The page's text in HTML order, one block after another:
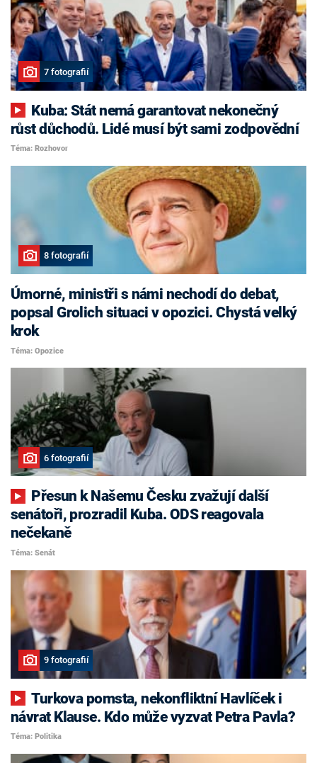
7 fotografií
růst důchodů. Lidé musí být sami zodpovědní
Téma: Rozhovor
8 fotografií
Úmorné, ministři s námi nechodí do debat,
popsal Grolich situaci v opozici. Chystá velký
krok
Téma: Opozice
6 fotografií
senátoři, prozradil Kuba. ODS reagovala
nečekaně
Téma: Senát
9 fotografií
Turkova pomsta, nekonfliktní Havlíček i
návrat Klause. Kdo může vyzvat Petra Pavla?
Téma: Politika